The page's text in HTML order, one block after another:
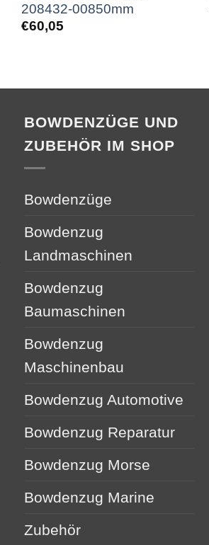
208432-00850mm
€60,05
BOWDENZÜGE UND
ZUBEHÖR IM SHOP
Bowdenzüge
Bowdenzug
Landmaschinen
Bowdenzug
Baumaschinen
Bowdenzug
Maschinenbau
Bowdenzug Automotive
Bowdenzug Reparatur
Bowdenzug Morse
Bowdenzug Marine
Zubehör